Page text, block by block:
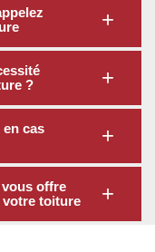
?
en cas
offre
votre toiture